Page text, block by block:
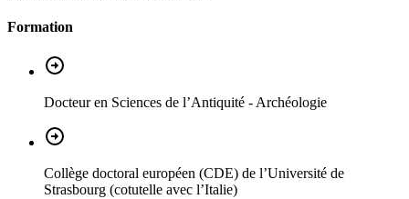
Formation
Docteur en Sciences de l’Antiquité - Archéologie
Collège doctoral européen (CDE) de l’Université de
Strasbourg (cotutelle avec l’Italie)